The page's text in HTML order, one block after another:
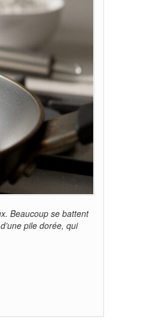
Beaucoup se battent
pile dorée, qui